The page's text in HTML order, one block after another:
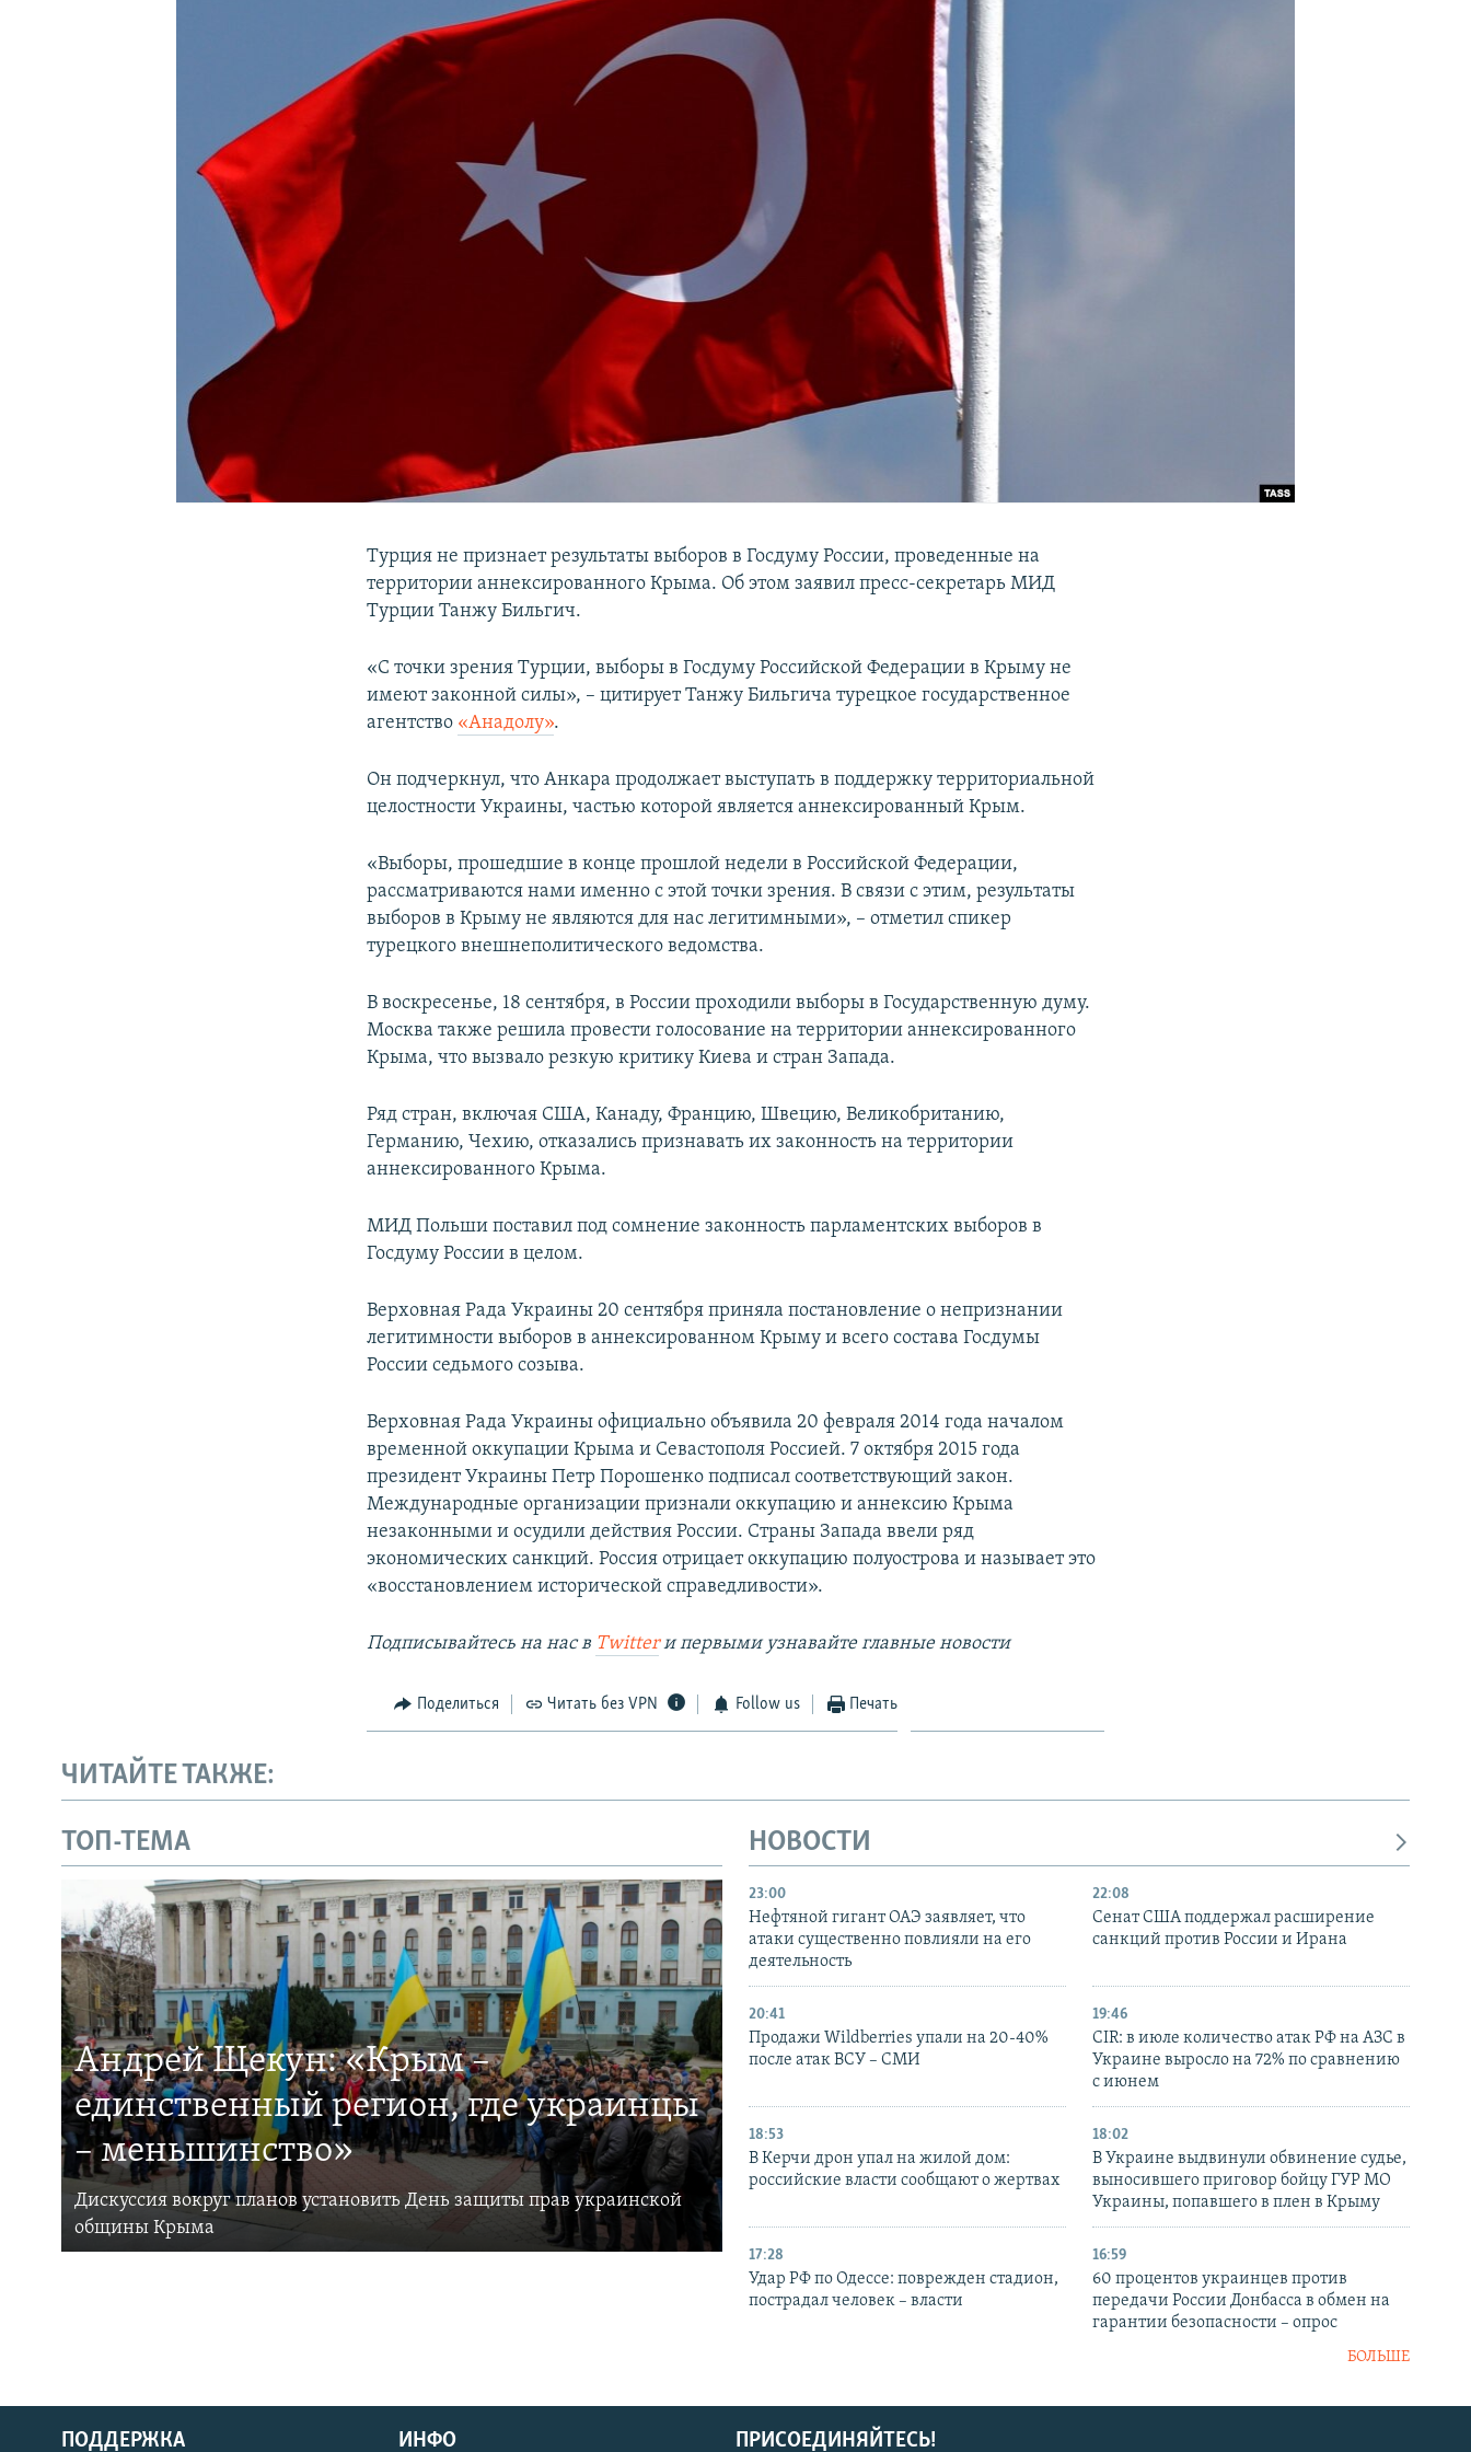
Турция не признает результаты выборов в Госдуму России, проведенные на
территории аннексированного Крыма. Об этом заявил пресс-секретарь МИД
Турции Танжу Бильгич.
«С точки зрения Турции, выборы в Госдуму Российской Федерации в Крыму не
имеют законной силы», – цитирует Танжу Бильгича турецкое государственное
агентство «Анадолу».
Он подчеркнул, что Анкара продолжает выступать в поддержку территориальной
целостности Украины, частью которой является аннексированный Крым.
«Выборы, прошедшие в конце прошлой недели в Российской Федерации,
рассматриваются нами именно с этой точки зрения. В связи с этим, результаты
выборов в Крыму не являются для нас легитимными», – отметил спикер
турецкого внешнеполитического ведомства.
В воскресенье, 18 сентября, в России проходили выборы в Государственную думу.
Москва также решила провести голосование на территории аннексированного
Крыма, что вызвало резкую критику Киева и стран Запада.
Ряд стран, включая США, Канаду, Францию, Швецию, Великобританию,
Германию, Чехию, отказались признавать их законность на территории
аннексированного Крыма.
МИД Польши поставил под сомнение законность парламентских выборов в
Госдуму России в целом.
Верховная Рада Украины 20 сентября приняла постановление о непризнании
легитимности выборов в аннексированном Крыму и всего состава Госдумы
России седьмого созыва.
Верховная Рада Украины официально объявила 20 февраля 2014 года началом
временной оккупации Крыма и Севастополя Россией. 7 октября 2015 года
президент Украины Петр Порошенко подписал соответствующий закон.
Международные организации признали оккупацию и аннексию Крыма
незаконными и осудили действия России. Страны Запада ввели ряд
экономических санкций. Россия отрицает оккупацию полуострова и называет это
«восстановлением исторической справедливости».
Подписывайтесь на наc в Twitterи первыми узнавайте главные новости
Поделиться Читать без VPN Follow us Печать
ЧИТАЙТЕ ТАКЖЕ:
ТОП-ТЕМА
Андрей Щекун: «Крым –
единственный регион, где украинцы
– меньшинство»
Дискуссия вокруг планов установить День защиты прав украинской
общины Крыма
НОВОСТИ
23:00
Нефтяной гигант ОАЭ заявляет, что
атаки существенно повлияли на его
деятельность
22:08
Сенат США поддержал расширение
санкций против России и Ирана
20:41
Продажи Wildberries упали на 20-40%
после атак ВСУ – СМИ
19:46
CIR: в июле количество атак РФ на АЗС в
Украине выросло на 72% по сравнению
с июнем
18:53
В Керчи дрон упал на жилой дом:
российские власти сообщают о жертвах
18:02
В Украине выдвинули обвинение судье,
выносившего приговор бойцу ГУР МО
Украины, попавшего в плен в Крыму
17:28
Удар РФ по Одессе: поврежден стадион,
пострадал человек – власти
16:59
60 процентов украинцев против
передачи России Донбасса в обмен на
гарантии безопасности – опрос
БОЛЬШЕ
ПРИСОЕДИНЯЙТЕСЬ!
ПОДДЕРЖКА ИНФО